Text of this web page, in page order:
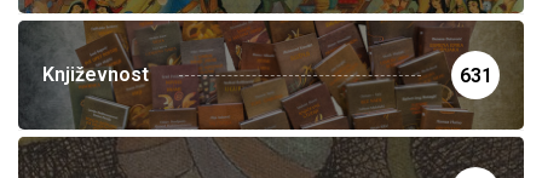
Književnost 631